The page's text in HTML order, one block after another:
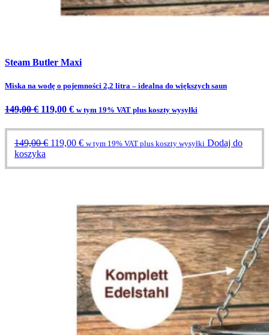
Steam Butler Maxi
Miska na wodę o pojemności 2,2 litra – idealna do większych saun
149,00€ Cena
wynosiła:
149,00 €.
119,00 €Aktualna
wynosi:
119,00 €.
w tym 19% VAT plus koszty wysyłki
149,00€ Cena
119,00 €Aktualna
w tym 19% VAT plus koszty wysyłki Dodaj do
koszyka